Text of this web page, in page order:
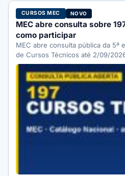
CURSOS MEC NOVO
MEC abre consulta sobre
como participar
MEC abre consulta pública da 5ª
de Cursos Técnicos até 2/09/